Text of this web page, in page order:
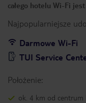
całego hotelu Wi-Fi
Najpopularniejsze
Darmowe Wi-Fi
TUI Service
Położenie:
ok. 4 km od centrum